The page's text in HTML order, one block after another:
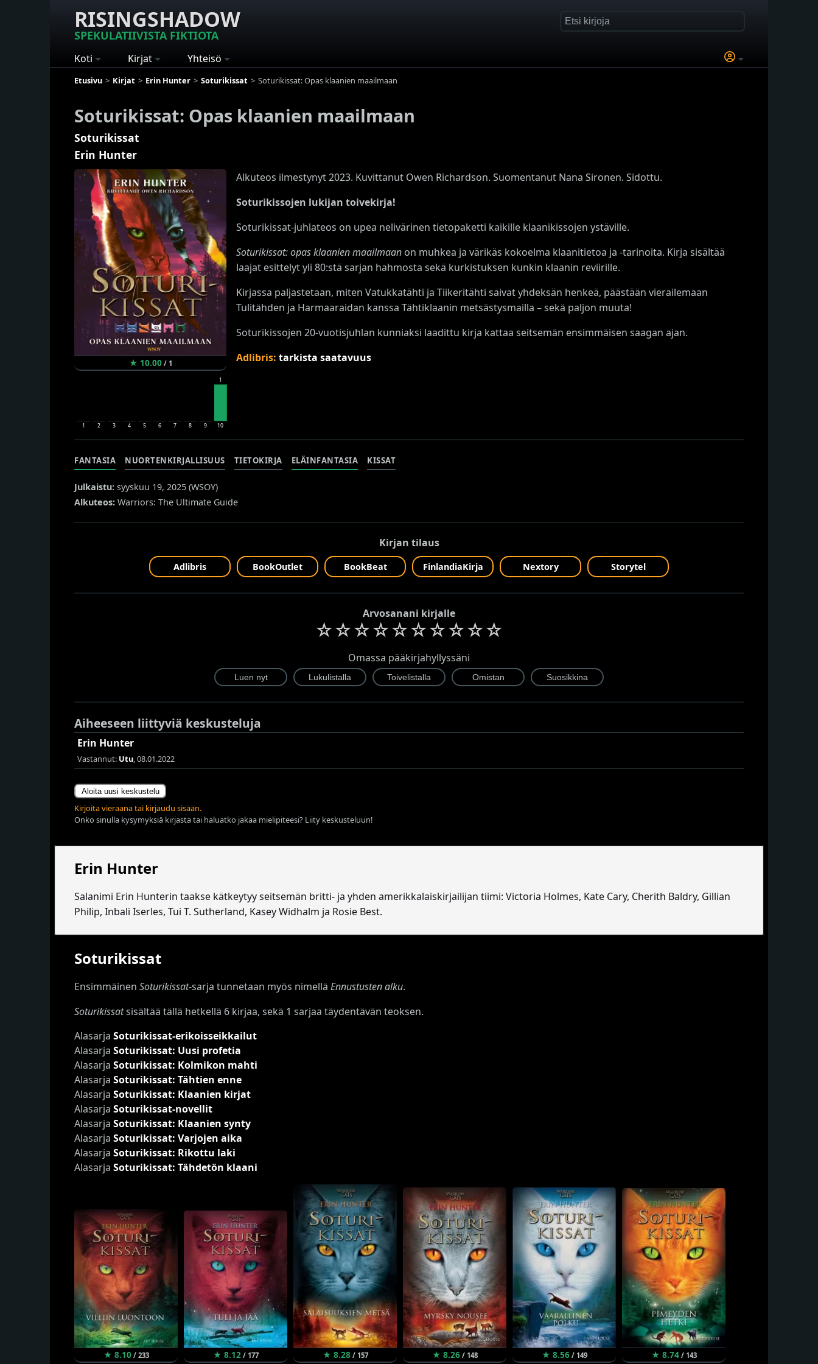
RISINGSHADOW
SPEKULATIIVISTA FIKTIOTA
Koti Kirjat Yhteisö
Etusivu Kirjat Erin Hunter Soturikissat Soturikissat: Opas klaanien maailmaan
Soturikissat: Opas klaanien maailmaan
Soturikissat
Erin Hunter
★ 10.00/ 1
1 2 3 4 5 6 7 8 9
1
10
Alkuteos ilmestynyt 2023. Kuvittanut Owen Richardson. Suomentanut Nana Sironen. Sidottu.
Soturikissojen lukijan toivekirja!
Soturikissat-juhlateos on upea nelivärinen tietopaketti kaikille klaanikissojen ystäville.
Soturikissat: opas klaanien maailmaan on muhkea ja värikäs kokoelma klaanitietoa ja -tarinoita. Kirja sisältää
laajat esittelyt yli 80:stä sarjan hahmosta sekä kurkistuksen kunkin klaanin reviirille.
Kirjassa paljastetaan, miten Vatukkatähti ja Tiikeritähti saivat yhdeksän henkeä, päästään vierailemaan
Tulitähden ja Harmaaraidan kanssa Tähtiklaanin metsästysmailla – sekä paljon muuta!
Soturikissojen 20-vuotisjuhlan kunniaksi laadittu kirja kattaa seitsemän ensimmäisen saagan ajan.
Adlibris: tarkista saatavuus
FANTASIA NUORTENKIRJALLISUUS TIETOKIRJA ELÄINFANTASIA KISSAT
Julkaistu: syyskuu 19, 2025 (WSOY)
Alkuteos: Warriors: The Ultimate Guide
Kirjan tilaus
Adlibris BookOutlet BookBeat FinlandiaKirja Nextory Storytel
Arvosanani kirjalle
☆☆☆☆☆☆☆☆☆☆
Omassa pääkirjahyllyssäni
Aiheeseen liittyviä keskusteluja
Erin Hunter
Vastannut: Utu, 08.01.2022
Aloita uusi keskustelu
Kirjoita vieraana tai kirjaudu sisään.
Onko sinulla kysymyksiä kirjasta tai haluatko jakaa mielipiteesi? Liity keskusteluun!
Erin Hunter
Salanimi Erin Hunterin taakse kätkeytyy seitsemän britti- ja yhden amerikkalaiskirjailijan tiimi: Victoria Holmes, Kate Cary, Cherith Baldry, Gillian
Philip, Inbali Iserles, Tui T. Sutherland, Kasey Widhalm ja Rosie Best.
Soturikissat
Ensimmäinen Soturikissat-sarja tunnetaan myös nimellä Ennustusten alku.
Soturikissatsisältää tällä hetkellä 6 kirjaa, sekä 1 sarjaa täydentävän teoksen.
Alasarja Soturikissat-erikoisseikkailut
Alasarja Soturikissat: Uusi profetia
Alasarja Soturikissat: Kolmikon mahti
Alasarja Soturikissat: Tähtien enne
Alasarja Soturikissat: Klaanien kirjat
Alasarja Soturikissat-novellit
Alasarja Soturikissat: Klaanien synty
Alasarja Soturikissat: Varjojen aika
Alasarja Soturikissat: Rikottu laki
Alasarja Soturikissat: Tähdetön klaani
★ 8.10/ 233 ★ 8.12/ 177 ★ 8.28/ 157 ★ 8.26/ 148 ★ 8.56/ 149 ★ 8.74/ 143